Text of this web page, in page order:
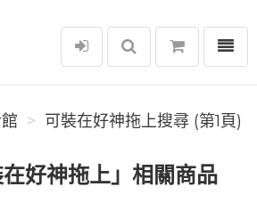
選單
可裝在好神拖上搜尋 (第1頁)
好神拖上」相關商品